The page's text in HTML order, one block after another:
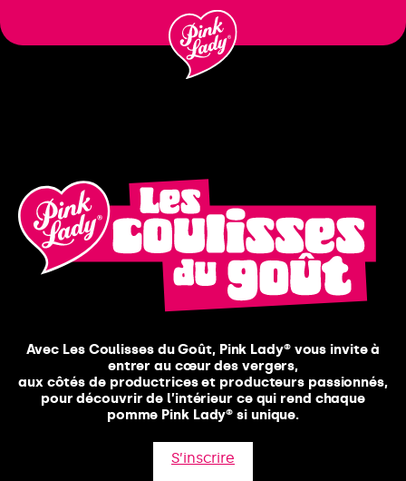
till
Avec Les Coulisses du Goût, Pink Lady® vous invite à
entrer au cœur des vergers,
aux côtés de productrices et producteurs passionnés,
pour découvrir de l’intérieur ce qui rend chaque
pomme Pink Lady® si unique.
S’inscrire